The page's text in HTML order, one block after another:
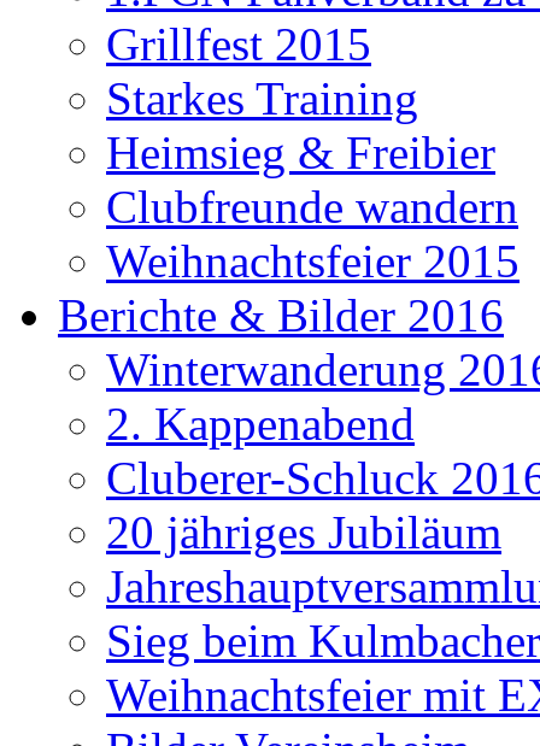
Grillfest 2015
Starkes Training
Heimsieg & Freibier
Clubfreunde wandern
Weihnachtsfeier 2015
Berichte & Bilder 2016
Winterwanderung
2. Kappenabend
Cluberer-Schluck
20 jähriges Jubiläum
Sieg beim
Weihnachtsfeier mit